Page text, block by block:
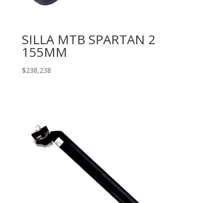
SILLA MTB SPARTAN 2
155MM
$238,238